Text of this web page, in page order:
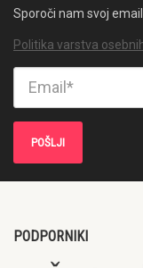
Sporoči nam svoj
Politika varstva
PODPORNIKI